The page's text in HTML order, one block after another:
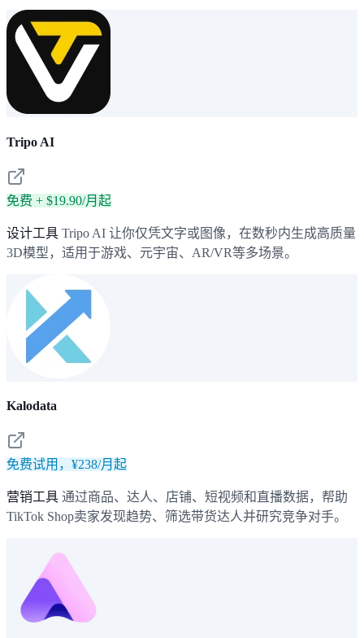
Tripo AI
免费 + $19.90/月起
设计工具 Tripo AI 让你仅凭文字或图像，在数秒内生成高质量
3D模型，适用于游戏、元宇宙、AR/VR等多场景。
Kalodata
免费试用，¥238/月起
营销工具 通过商品、达人、店铺、短视频和直播数据，帮助
TikTok Shop卖家发现趋势、筛选带货达人并研究竞争对手。